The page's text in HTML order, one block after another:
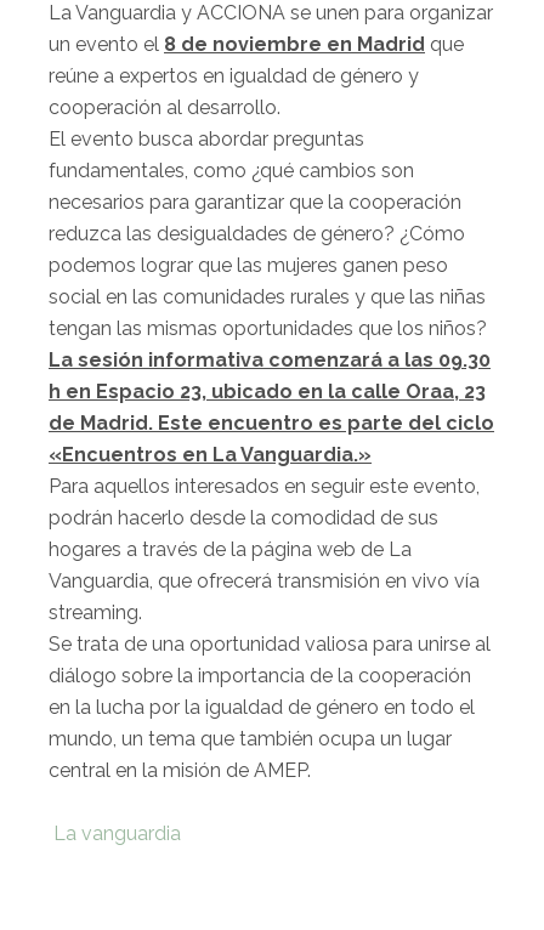
La Vanguardia y ACCIONA se unen para organizar
un evento el 8 de noviembre en Madrid que
reúne a expertos en igualdad de género y
cooperación al desarrollo.
El evento busca abordar preguntas
fundamentales, como ¿qué cambios son
necesarios para garantizar que la cooperación
reduzca las desigualdades de género? ¿Cómo
podemos lograr que las mujeres ganen peso
social en las comunidades rurales y que las niñas
tengan las mismas oportunidades que los niños?
La sesión informativa comenzará a las 09.30
h en Espacio 23, ubicado en la calle Oraa, 23
de Madrid. Este encuentro es parte del ciclo
«Encuentros en La Vanguardia.»
Para aquellos interesados en seguir este evento,
podrán hacerlo desde la comodidad de sus
hogares a través de la página web de La
Vanguardia, que ofrecerá transmisión en vivo vía
streaming.
Se trata de una oportunidad valiosa para unirse al
diálogo sobre la importancia de la cooperación
en la lucha por la igualdad de género en todo el
mundo, un tema que también ocupa un lugar
central en la misión de AMEP.
La vanguardia